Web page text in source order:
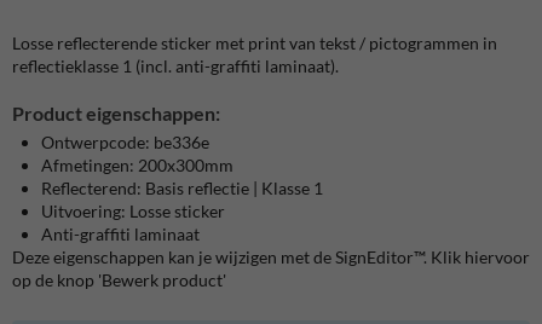
Losse reflecterende sticker met print van tekst / pictogrammen in
reflectieklasse 1 (incl. anti-graffiti laminaat).
Product eigenschappen:
Ontwerpcode: be336e
Afmetingen: 200x300mm
Reflecterend: Basis reflectie | Klasse 1
Uitvoering: Losse sticker
Anti-graffiti laminaat
Deze eigenschappen kan je wijzigen met de SignEditor™. Klik hiervoor
op de knop 'Bewerk product'